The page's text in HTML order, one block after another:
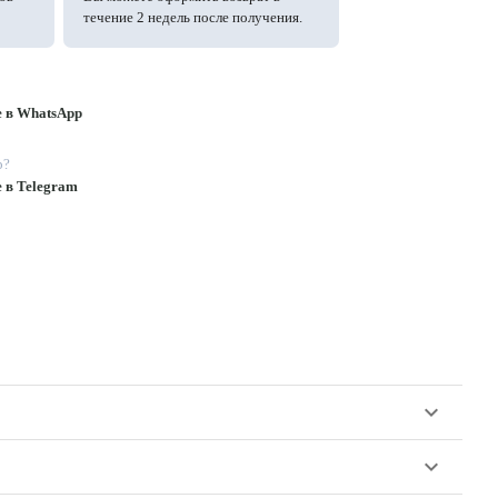
течение 2 недель после получения.
в WhatsApp
в Telegram
keyboard_arrow_down
keyboard_arrow_down